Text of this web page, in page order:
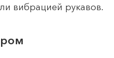
вибрацией рукавов.